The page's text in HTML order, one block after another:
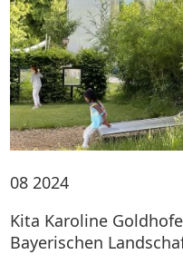
08 2024
Kita Karoline
Bayerischen